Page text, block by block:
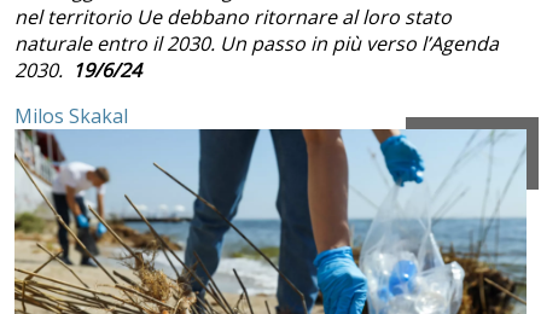
nel territorio Ue debbano ritornare al loro stato
naturale entro il 2030. Un passo in più verso l’Agenda
2030. 19/6/24
Milos Skakal